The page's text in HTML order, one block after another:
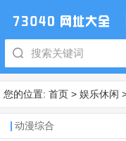
您的位置: 首页 > 娱乐休闲
动漫综合